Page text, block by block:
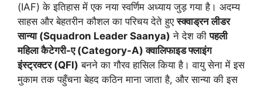
(IAF) के इतिहास में एक नया स्वर्णिम अध्याय जुड़ गया है। अदम्य
साहस और बेहतरीन कौशल का परिचय देते हुएस्क्वाड्रन लीडर
सान्या (Squadron Leader Saanya) ने देश कीपहली
महिला कैटेगरी-ए (Category-A) क्वालिफाइड फ्लाइंग
इंस्ट्रक्टर (QFI) बनने का गौरव हासिल किया है। वायु सेना में इस
मुकाम तक पहुँचना बेहद कठिन माना जाता है, और सान्या की इस